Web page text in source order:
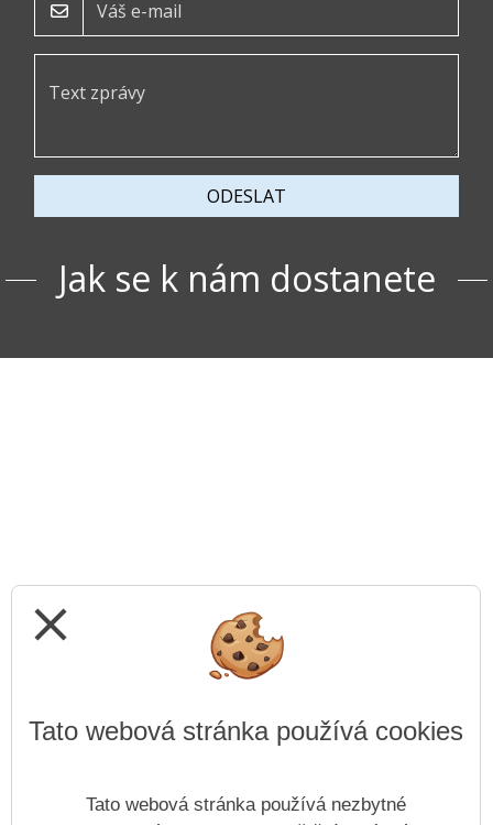
ODESLAT
Jak se k nám dostanete
close
Tato webová stránka používá cookies
Tato webová stránka používá nezbytné